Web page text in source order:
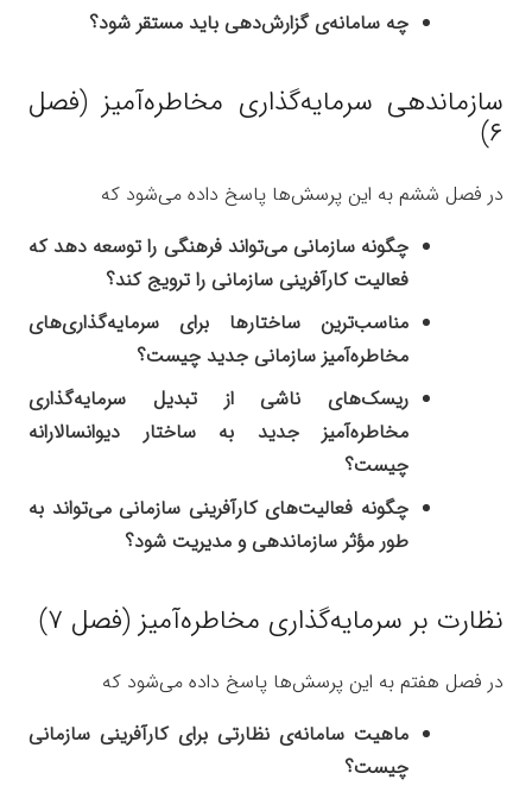
چه سامانه‌ی گزارش‌دهی باید مستقر شود؟
سازماندهی سرمایه‌گذاری مخاطره‌آمیز (فصل
۶)
در فصل ششم به این پرسش‌ها پاسخ داده می‌شود که
چگونه سازمانی می‌تواند فرهنگی را توسعه دهد که
فعالیت کارآفرینی سازمانی را ترویج کند؟
مناسب‌ترین ساختارها برای سرمایه‌گذاری‌های
مخاطره‌آمیز سازمانی جدید چیست؟
ریسک‌های ناشی از تبدیل سرمایه‌گذاری
مخاطره‌آمیز جدید به ساختار دیوانسالارانه
چیست؟
چگونه فعالیت‌های کارآفرینی سازمانی می‌تواند به
طور مؤثر سازماندهی و مدیریت شود؟
نظارت بر سرمایه‌گذاری مخاطره‌آمیز (فصل ۷)
در فصل هفتم به این پرسش‌ها پاسخ داده می‌شود که
ماهیت سامانه‌ی نظارتی برای کارآفرینی سازمانی
چیست؟